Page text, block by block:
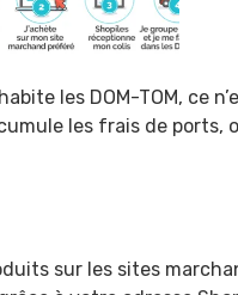
les DOM-TOM, ce
les frais de ports,
sur les sites